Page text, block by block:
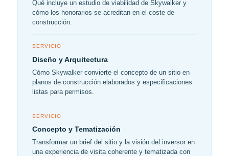
Qué incluye un estudio de viabilidad de Skywalker y
cómo los honorarios se acreditan en el coste de
construcción.
SERVICIO
Diseño y Arquitectura
Cómo Skywalker convierte el concepto de un sitio en
planos de construcción elaborados y especificaciones
listas para permisos.
SERVICIO
Concepto y Tematización
Transformar un brief del sitio y la visión del inversor en
una experiencia de visita coherente y tematizada con